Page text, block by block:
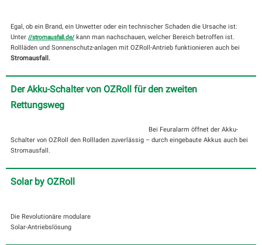
Egal, ob ein Brand, ein Unwetter oder ein technischer Schaden die Ursache ist:
Unter //stromausfall.de/kann man nachschauen, welcher Bereich betroffen ist.
Rollläden und Sonnenschutz-anlagen mit OZRoll-Antrieb funktionieren auch bei
Stromausfall.
Der Akku-Schalter von OZRoll für den zweiten
Rettungsweg
Bei Feuralarm öffnet der Akku-
Schalter von OZRoll den Rollladen zuverlässig – durch eingebaute Akkus auch bei
Stromausfall.
Solar by OZRoll
Die Revolutionäre modulare
Solar-Antriebslösung